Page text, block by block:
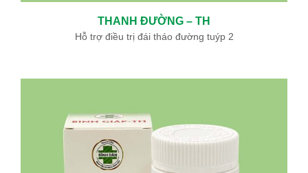
THANH ĐƯỜNG – TH
Hỗ trợ điều trị đái tháo đường tuýp 2